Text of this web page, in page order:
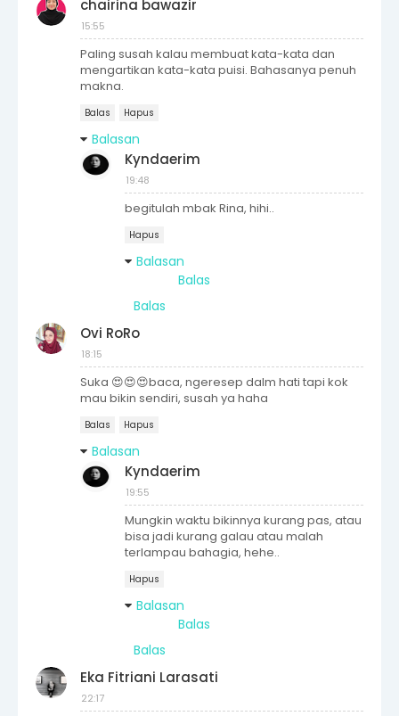
chairina bawazir
15:55
Paling susah kalau membuat kata-kata dan
mengartikan kata-kata puisi. Bahasanya penuh
makna.
Balas Hapus
Balasan
Kyndaerim
19:48
begitulah mbak Rina, hihi..
Hapus
Balasan
Balas
Balas
Ovi RoRo
18:15
Suka 😍😍😍baca, ngeresep dalm hati tapi kok
mau bikin sendiri, susah ya haha
Balas Hapus
Balasan
Kyndaerim
19:55
Mungkin waktu bikinnya kurang pas, atau
bisa jadi kurang galau atau malah
terlampau bahagia, hehe..
Hapus
Balasan
Balas
Balas
Eka Fitriani Larasati
22:17